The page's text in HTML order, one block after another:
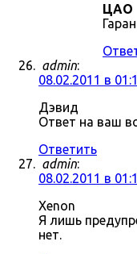
ЦАО
admin:
08.02.2011 в
Дэвид
Ответ на ваш
Ответить
admin:
08.02.2011 в
Xenon
Я лишь
нет.